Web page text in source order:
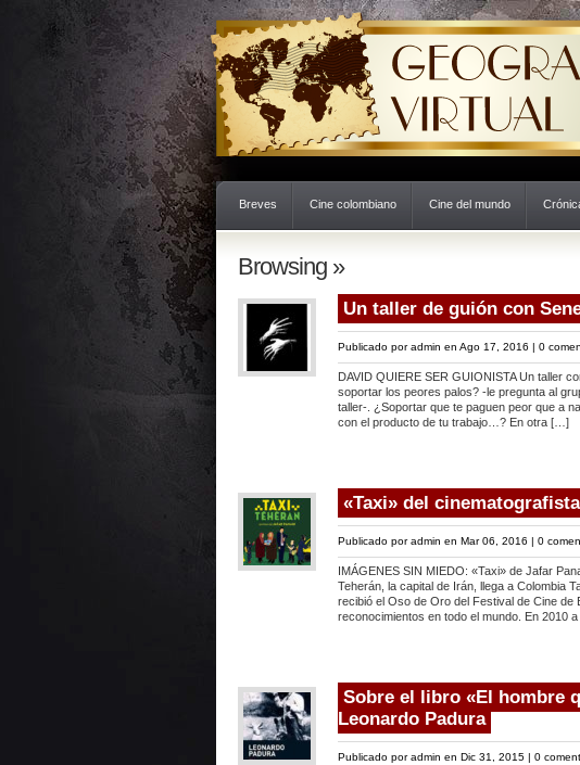
Breves Cine colombiano Cine del mundo
Browsing »
Un taller de guión con
Publicado poradmin en Ago 17, 2016 | 0
DAVID QUIERE SER GUIONISTA Un taller
soportar los peores palos? -le pregunta al
taller-. ¿Soportar que te paguen peor que a
con el producto de tu trabajo…? En otra […]
«Taxi» del
Publicado poradmin en Mar 06, 2016 | 0
IMÁGENES SIN MIEDO: «Taxi» de Jafar
Teherán, la capital de Irán, llega a Colombia
recibió el Oso de Oro del Festival de Cine de
reconocimientos en todo el mundo. En 2010
Sobre el libro «El hombre
Leonardo Padura
Publicado poradmin en Dic 31, 2015 | 0